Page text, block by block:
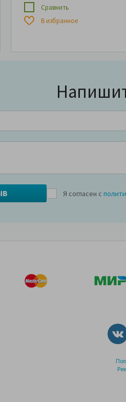
Сравнить
В избранное
Я согласен с